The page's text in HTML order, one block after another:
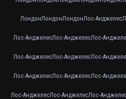
ЛондонЛондонЛондонЛос-Анджелес
Лос-АнджелесЛос-АнджелесЛос-
Лос-АнджелесЛос-АнджелесЛос-
Лос-АнджелесЛос-АнджелесЛос-
Лос-АнджелесЛос-АнджелесЛос-